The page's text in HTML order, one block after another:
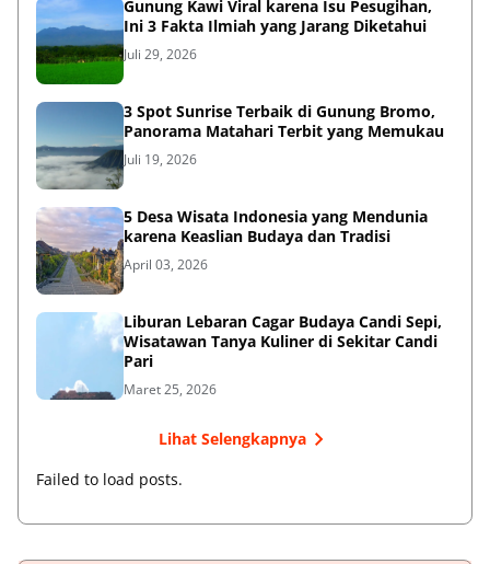
Gunung Kawi Viral karena Isu Pesugihan,
Ini 3 Fakta Ilmiah yang Jarang Diketahui
Juli 29, 2026
3 Spot Sunrise Terbaik di Gunung Bromo,
Panorama Matahari Terbit yang Memukau
Juli 19, 2026
5 Desa Wisata Indonesia yang Mendunia
karena Keaslian Budaya dan Tradisi
April 03, 2026
Liburan Lebaran Cagar Budaya Candi Sepi,
Wisatawan Tanya Kuliner di Sekitar Candi
Pari
Maret 25, 2026
Lihat Selengkapnya
Failed to load posts.